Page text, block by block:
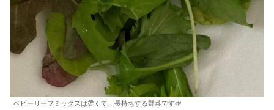
ベビーリーフミックスは柔くて、長持ちする野菜です🌱